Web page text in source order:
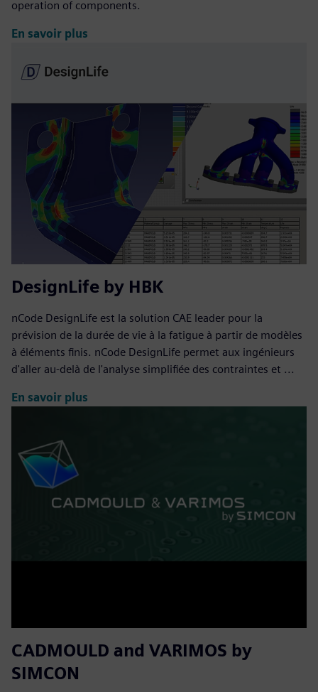
operation of components.
En savoir plus
DesignLife by HBK
nCode DesignLife est la solution CAE leader pour la
prévision de la durée de vie à la fatigue à partir de modèles
à éléments finis. nCode DesignLife permet aux ingénieurs
d'aller au-delà de l'analyse simplifiée des contraintes et ...
En savoir plus
CADMOULD and VARIMOS by
SIMCON